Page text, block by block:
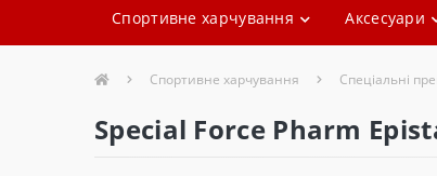
Спортивне харчування Аксесуари
Спортивне харчування Спеціальні
Special Force Pharm